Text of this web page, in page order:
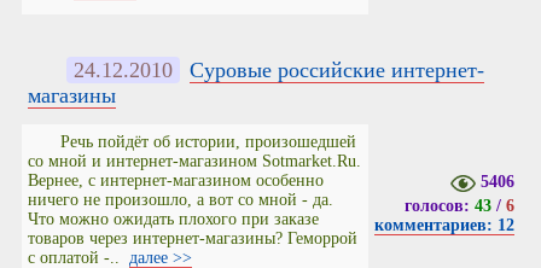
24.12.2010
Суровые российские интернет-
магазины
Речь пойдёт об истории, произошедшей
со мной и интернет-магазином Sotmarket.Ru.
Вернее, с интернет-магазином особенно
ничего не произошло, а вот со мной - да.
Что можно ожидать плохого при заказе
товаров через интернет-магазины? Геморрой
с оплатой -.. далее >>
5406
голосов: 43/ 6
комментариев: 12